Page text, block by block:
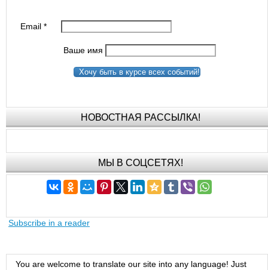
Email*
Ваше имя
Хочу быть в курсе всех событий!
НОВОСТНАЯ РАССЫЛКА!
МЫ В СОЦСЕТЯХ!
Subscribe in a reader
You are welcome to translate our site into any language! Just